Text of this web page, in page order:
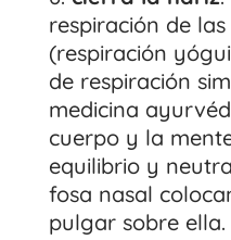
respiración de
(respiración
de respiración
medicina
cuerpo y la
equilibrio y
fosa nasal
pulgar sobre